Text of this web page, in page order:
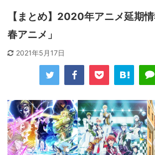
【まとめ】2020年アニメ延期
春アニメ」
2021年5月17日